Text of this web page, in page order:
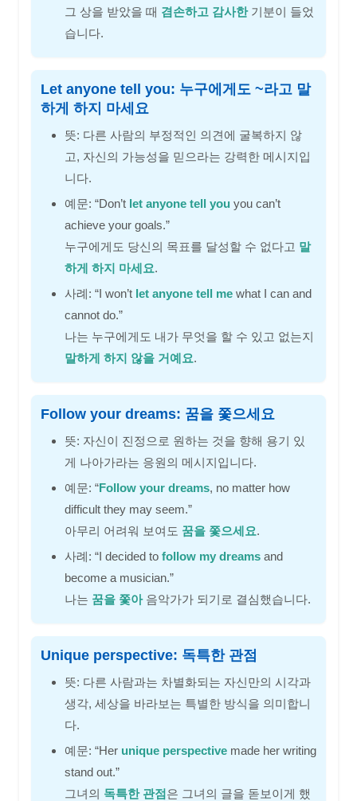
그 상을 받았을 때 겸손하고 감사한기분이 들었
습니다.
Let anyone tell you: 누구에게도 ~라고 말
하게 하지 마세요
뜻: 다른 사람의 부정적인 의견에 굴복하지 않
고, 자신의 가능성을 믿으라는 강력한 메시지입
니다.
예문: “Don’t let anyone tell you you can’t
achieve your goals.”
누구에게도 당신의 목표를 달성할 수 없다고 말
하게 하지 마세요.
사례: “I won’t let anyone tell me what I can and
cannot do.”
나는 누구에게도 내가 무엇을 할 수 있고 없는지
말하게 하지 않을 거예요.
Follow your dreams: 꿈을 쫓으세요
뜻: 자신이 진정으로 원하는 것을 향해 용기 있
게 나아가라는 응원의 메시지입니다.
예문: “Follow your dreams, no matter how
difficult they may seem.”
아무리 어려워 보여도 꿈을 쫓으세요.
사례: “I decided to follow my dreams and
become a musician.”
나는 꿈을 쫓아음악가가 되기로 결심했습니다.
Unique perspective: 독특한 관점
뜻: 다른 사람과는 차별화되는 자신만의 시각과
생각, 세상을 바라보는 특별한 방식을 의미합니
다.
예문: “Her unique perspective made her writing
stand out.”
그녀의 독특한 관점은 그녀의 글을 돋보이게 했